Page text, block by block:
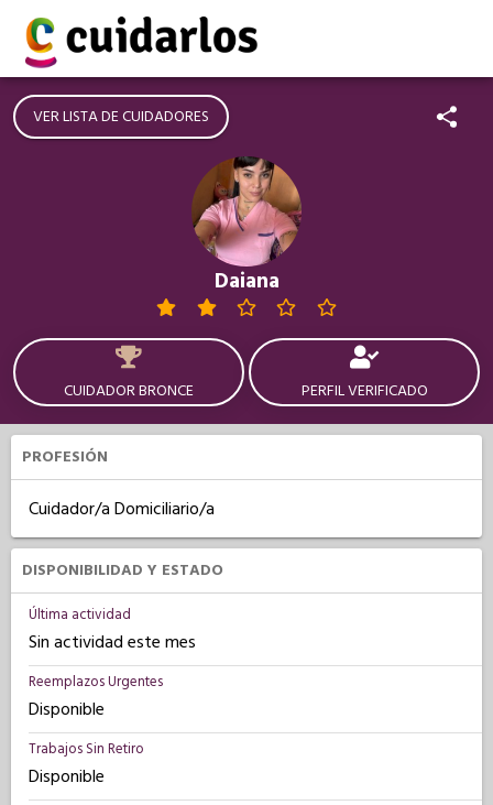
VER LISTA DE CUIDADORES
Daiana
CUIDADOR BRONCE PERFIL VERIFICADO
PROFESIÓN
Cuidador/a Domiciliario/a
DISPONIBILIDAD Y ESTADO
Última actividad
Sin actividad este mes
Reemplazos Urgentes
Disponible
Trabajos Sin Retiro
Disponible